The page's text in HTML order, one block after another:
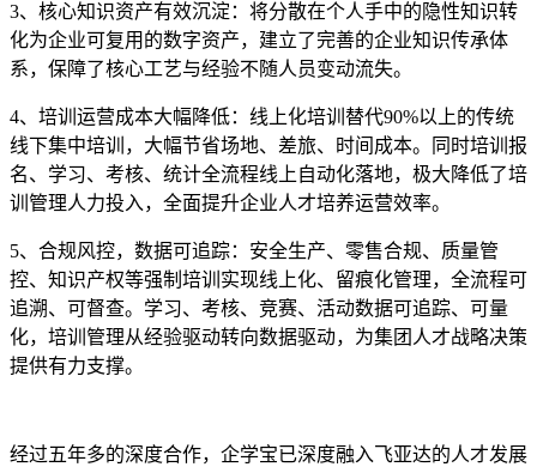
3、核心知识资产有效沉淀：将分散在个人手中的隐性知识转
化为企业可复用的数字资产，建立了完善的企业知识传承体
系，保障了核心工艺与经验不随人员变动流失。
4、培训运营成本大幅降低：线上化培训替代90%以上的传统
线下集中培训，大幅节省场地、差旅、时间成本。同时培训报
名、学习、考核、统计全流程线上自动化落地，极大降低了培
训管理人力投入，全面提升企业人才培养运营效率。
5、合规风控，数据可追踪：安全生产、零售合规、质量管
控、知识产权等强制培训实现线上化、留痕化管理，全流程可
追溯、可督查。学习、考核、竞赛、活动数据可追踪、可量
化，培训管理从经验驱动转向数据驱动，为集团人才战略决策
提供有力支撑。
经过五年多的深度合作，企学宝已深度融入飞亚达的人才发展